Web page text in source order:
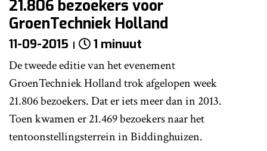
21.806 bezoekers voor
GroenTechniek Holland
11-09-2015 1 minuut
De tweede editie van het evenement
GroenTechniek Holland trok afgelopen week
21.806 bezoekers. Dat er iets meer dan in 2013.
Toen kwamen er 21.469 bezoekers naar het
tentoonstellingsterrein in Biddinghuizen.